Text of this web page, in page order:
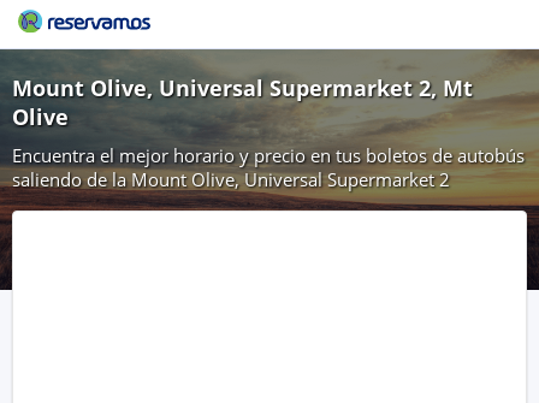
Mount Olive, Universal Supermarket 2, Mt
Olive
Encuentra el mejor horario y precio en tus boletos de autobús
saliendo de la Mount Olive, Universal Supermarket 2